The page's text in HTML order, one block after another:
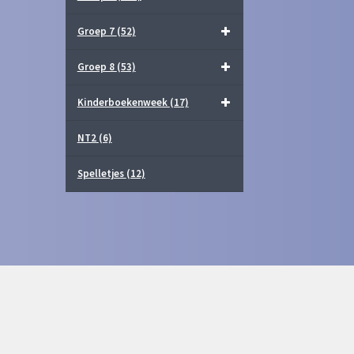
Groep 7 (52)
Groep 8 (53)
Kinderboekenweek (17)
NT2 (6)
Spelletjes (12)